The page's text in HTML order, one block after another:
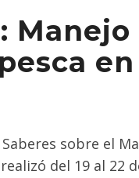
Manejo
en
sobre el
del 19 al 22